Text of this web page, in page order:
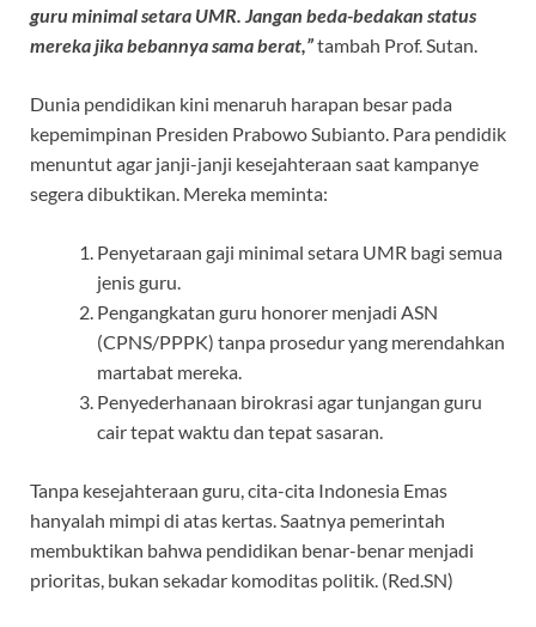
guru minimal setara UMR. Jangan beda-bedakan status
mereka jika bebannya sama berat,”tambah Prof. Sutan.
Dunia pendidikan kini menaruh harapan besar pada
kepemimpinan Presiden Prabowo Subianto. Para pendidik
menuntut agar janji-janji kesejahteraan saat kampanye
segera dibuktikan. Mereka meminta:
Penyetaraan gaji minimal setara UMR bagi semua
jenis guru.
Pengangkatan guru honorer menjadi ASN
(CPNS/PPPK) tanpa prosedur yang merendahkan
martabat mereka.
Penyederhanaan birokrasi agar tunjangan guru
cair tepat waktu dan tepat sasaran.
Tanpa kesejahteraan guru, cita-cita Indonesia Emas
hanyalah mimpi di atas kertas. Saatnya pemerintah
membuktikan bahwa pendidikan benar-benar menjadi
prioritas, bukan sekadar komoditas politik. (Red.SN)